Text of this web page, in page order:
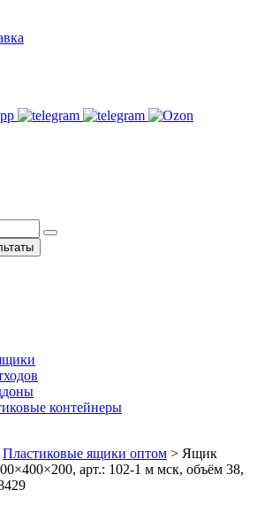
контейнеры
Пластиковые ящики оптом > Ящик
арт.: 102-1 м мск, объём 38,